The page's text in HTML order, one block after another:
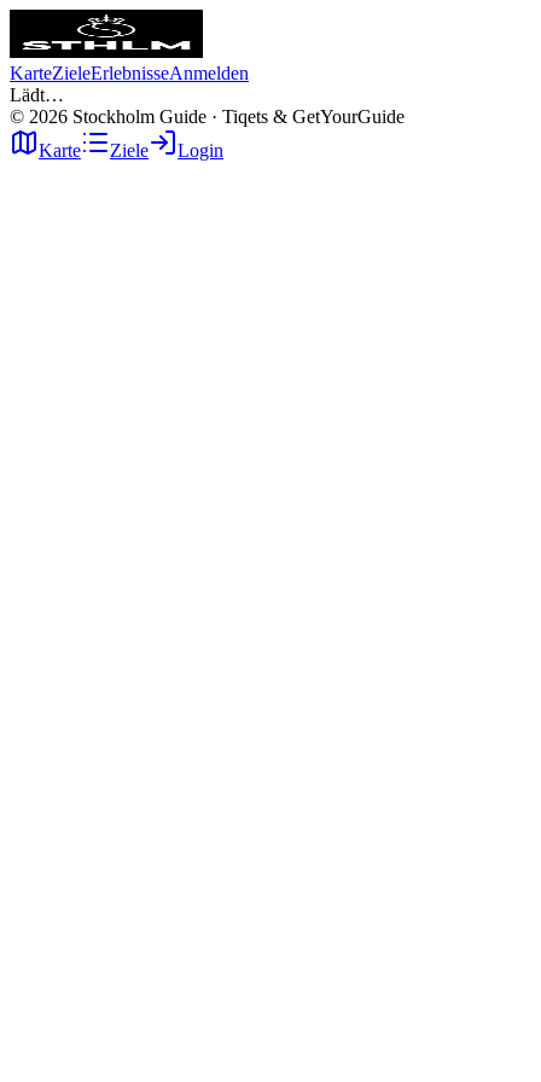
KarteZieleErlebnisseAnmelden
Lädt…
© 2026 Stockholm Guide · Tiqets & GetYourGuide
Karte
Ziele Login